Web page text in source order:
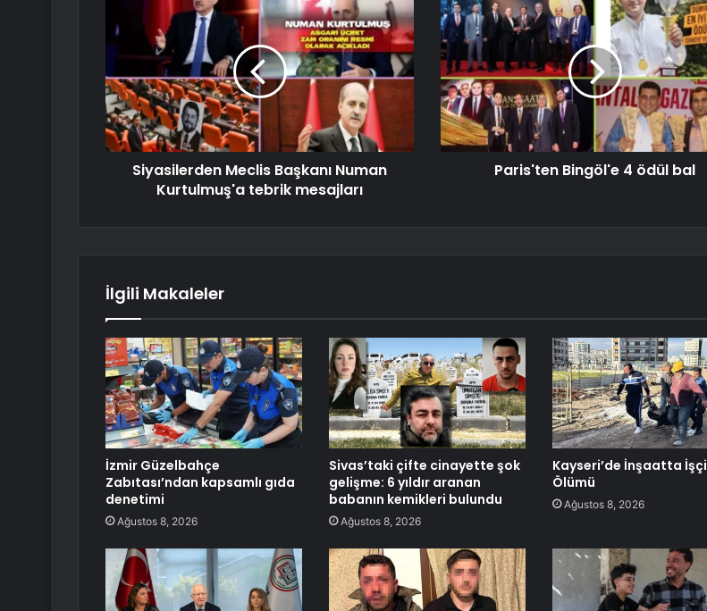
Siyasilerden Meclis Başkanı Numan
Kurtulmuş'a tebrik mesajları
Paris'ten Bingöl'e 4 ödül bal
İlgili Makaleler
İzmir Güzelbahçe
Zabıtası’ndan kapsamlı gıda
denetimi
Ağustos 8, 2026
Sivas’taki çifte cinayette şok
gelişme: 6 yıldır aranan
babanın kemikleri bulundu
Ağustos 8, 2026
Kayseri’de İnşaatta İşçi
Ölümü
Ağustos 8, 2026